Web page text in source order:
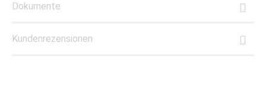
Dokumente
Kundenrezensionen